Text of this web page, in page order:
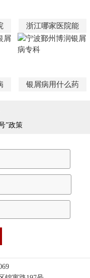
浙江哪家医院能
银屑病用什么药
”政策